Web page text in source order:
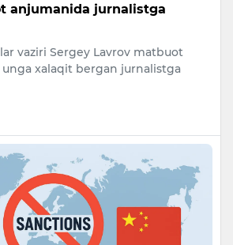
anjumanida jurnalistga
vaziri Sergey Lavrov matbuot
xalaqit bergan jurnalistga